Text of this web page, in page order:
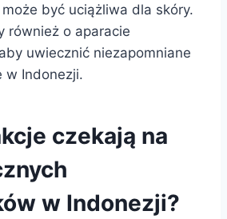
być uciążliwa dla skóry.
również o aparacie
uwiecznić niezapomniane
w Indonezji.
czekają na
w Indonezji?